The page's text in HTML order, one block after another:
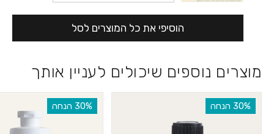
הוסיפי את כל המוצרים לסל
מוצרים נוספים שיכולים לעניין אותך
‫30% הנחה ‫30% הנחה